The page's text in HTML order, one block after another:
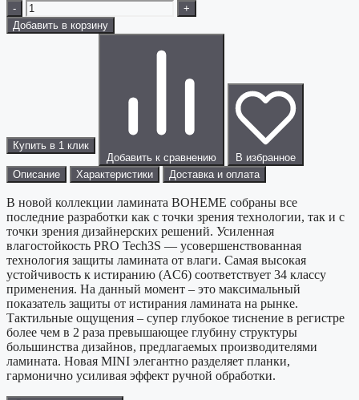
-
+
Добавить в корзину
Купить в 1 клик
Добавить к сравнению
В избранное
Описание
Характеристики Доставка и оплата
В новой коллекции ламината BOHEME собраны все
последние разработки как с точки зрения технологии, так и с
точки зрения дизайнерских решений. Усиленная
влагостойкость PRO Tech3S — усовершенствованная
технология защиты ламината от влаги. Самая высокая
устойчивость к истиранию (AC6) соответствует 34 классу
применения. На данный момент – это максимальный
показатель защиты от истирания ламината на рынке.
Тактильные ощущения – супер глубокое тиснение в регистре
более чем в 2 раза превышающее глубину структуры
большинства дизайнов, предлагаемых производителями
ламината. Новая MINI элегантно разделяет планки,
гармонично усиливая эффект ручной обработки.